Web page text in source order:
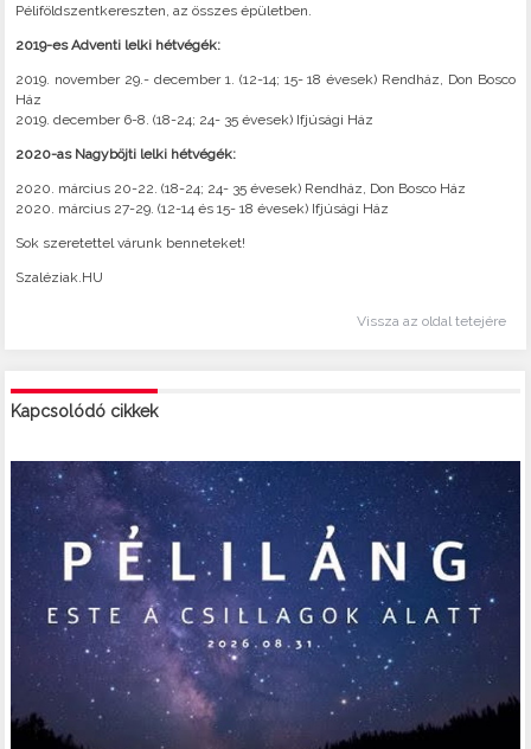
Péliföldszentkereszten, az összes épületben.
2019-es Adventi lelki hétvégék:
2019. november 29.- december 1. (12-14; 15- 18 évesek) Rendház, Don Bosco
Ház
2019. december 6-8. (18-24; 24- 35 évesek) Ifjúsági Ház
2020-as Nagyböjti lelki hétvégék:
2020. március 20-22. (18-24; 24- 35 évesek) Rendház, Don Bosco Ház
2020. március 27-29. (12-14 és 15- 18 évesek) Ifjúsági Ház
Sok szeretettel várunk benneteket!
Szaléziak.HU
Vissza az oldal tetejére
Kapcsolódó cikkek